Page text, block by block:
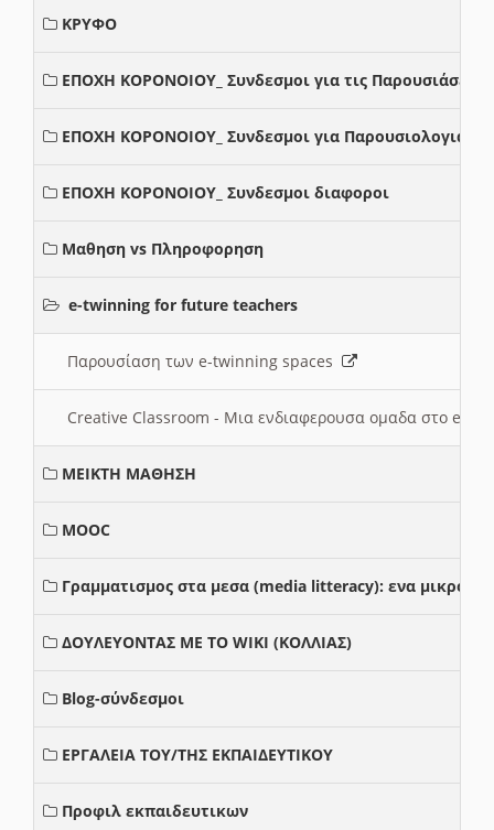
ΚΡΥΦΟ
ΕΠΟΧΗ ΚΟΡΟΝΟΙΟΥ_ Συνδεσμοι για τις Παρουσιάσεις
ΕΠΟΧΗ ΚΟΡΟΝΟΙΟΥ_ Συνδεσμοι για Παρουσιολογια
ΕΠΟΧΗ ΚΟΡΟΝΟΙΟΥ_ Συνδεσμοι διαφοροι
Μαθηση vs Πληροφορηση
e-twinning for future teachers
Παρουσίαση των e-twinning spaces
Creative Classroom - Μια ενδιαφερουσα ομαδα στο e-
ΜΕΙΚΤΗ ΜΑΘΗΣΗ
MOOC
Γραμματισμος στα μεσα (media litteracy): ενα μικρο
ΔΟΥΛΕΥΟΝΤΑΣ ΜΕ ΤΟ WIKI (ΚΟΛΛΙΑΣ)
Blog-σύνδεσμοι
ΕΡΓΑΛΕΙΑ ΤΟΥ/ΤΗΣ ΕΚΠΑΙΔΕΥΤΙΚΟΥ
Προφιλ εκπαιδευτικων